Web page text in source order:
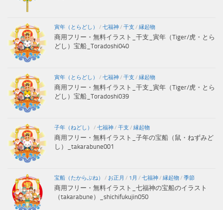
寅年（とらどし） / 七福神/ 干支 / 縁起物
商用フリー・無料イラスト_干支_寅年（Tiger/虎・とら
どし）宝船_Toradoshi040
寅年（とらどし） / 七福神/ 干支 / 縁起物
商用フリー・無料イラスト_干支_寅年（Tiger/虎・とら
どし）宝船_Toradoshi039
子年（ねどし） / 七福神/ 干支 / 縁起物
商用フリー・無料イラスト_子年の宝船（鼠・ねずみど
し）_takarabune001
宝船（たからぶね） / お正月 / 1月 / 七福神/ 縁起物/ 季節
商用フリー・無料イラスト_七福神の宝船のイラスト
（takarabune）_shichifukujin050